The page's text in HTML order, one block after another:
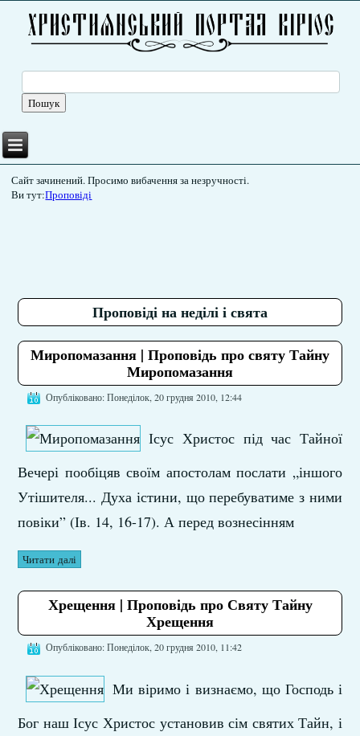
Сайт зачинений. Просимо вибачення за незручності.
Ви тут:Проповіді
Проповіді на неділі і свята
Миропомазання | Проповідь про святу Тайну
Миропомазання
Опубліковано: Понеділок, 20 грудня 2010, 12:44
Ісус Христос під час Тайної
Вечері пообіцяв своїм апостолам послати „іншого
Утішителя... Духа істини, що перебуватиме з ними
повіки” (Ів. 14, 16-17). А перед вознесінням
Читати далі
Хрещення | Проповідь про Святу Тайну
Хрещення
Опубліковано: Понеділок, 20 грудня 2010, 11:42
Ми віримо і визнаємо, що Господь і
Бог наш Ісус Христос установив сім святих Тайн, і